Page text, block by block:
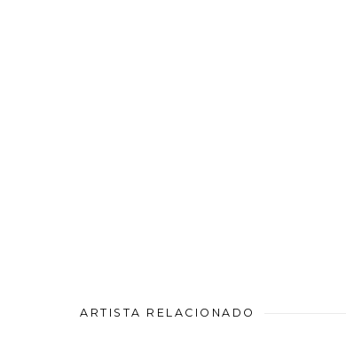
ARTISTA RELACIONADO